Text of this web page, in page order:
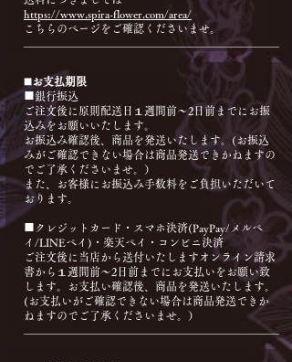
https://www.spira-flower.com/area/
こちらのページをご確認くださいませ。
◼️お支払期限
■銀行振込
ご注文後に原則配送日１週間前〜2日前までにお振
込みをお願いいたします。
お振込み確認後、商品を発送いたします。(お振込
みがご確認できない場合は商品発送できかねますの
でご了承くださいませ。）
また、お客様にお振込み手数料をご負担いただいて
おります。
■クレジットカード・スマホ決済(PayPay/メルペ
イ/LINEペイ)・楽天ペイ・コンビニ決済
ご注文後に当店から送付いたしますオンライン請求
書から１週間前〜2日前までにお支払いをお願い致
します。お支払い確認後、商品を発送いたします。
(お支払いがご確認できない場合は商品発送できか
ねますのでご了承くださいませ。）